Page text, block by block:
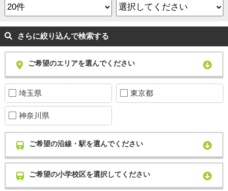
さらに絞り込んで検索する
ご希望のエリアを選んでください
埼玉県 東京都
神奈川県
ご希望の沿線・駅を選んでください
ご希望の小学校区を選択してください